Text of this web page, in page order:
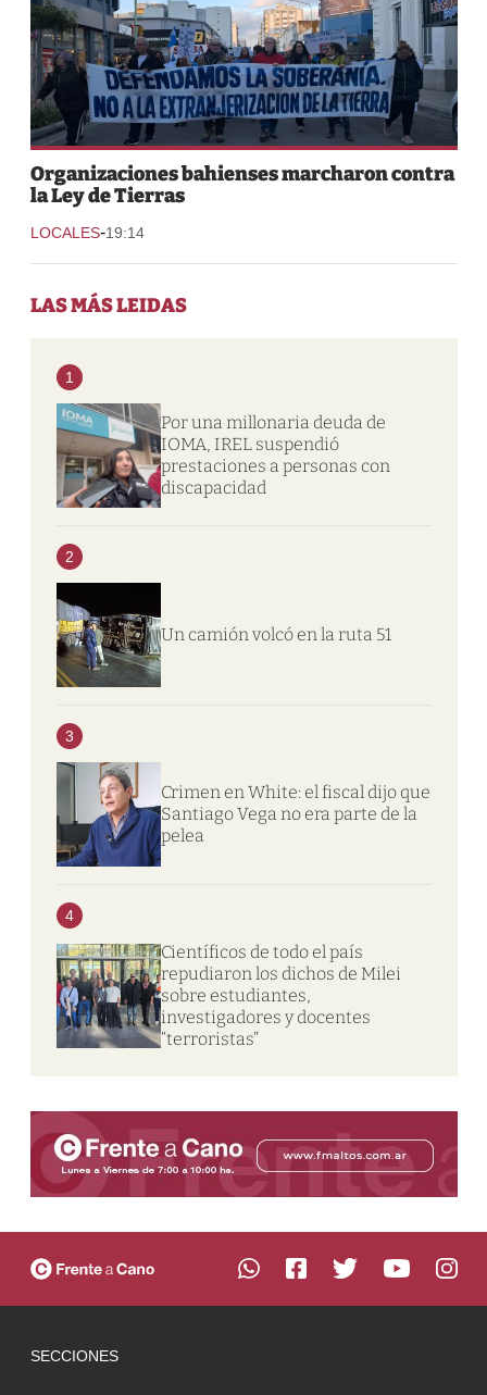
Organizaciones bahienses marcharon contra
la Ley de Tierras
LOCALES-19:14
LAS MÁS LEIDAS
1
Por una millonaria deuda de
IOMA, IREL suspendió
prestaciones a personas con
discapacidad
2
Un camión volcó en la ruta 51
3
Crimen en White: el fiscal dijo que
Santiago Vega no era parte de la
pelea
4
Científicos de todo el país
repudiaron los dichos de Milei
sobre estudiantes,
investigadores y docentes
“terroristas”
SECCIONES